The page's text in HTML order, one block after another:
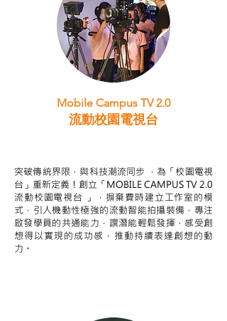
Mobile Campus TV 2.0
流動校園電視台
突破傳統界限，與科技潮流同步 ，為「校園電視
台」重新定義！創立「MOBILE CAMPUS TV 2.0
流動校園電視台 」，摒棄費時建立工作室的模
式，引人機動性極強的流動智能拍攝裝備，專注
啟發學員的共通能力，譔潛能輕鬆發揮，感受創
想得以實現的成功感，推動持續表達創想的動
力。